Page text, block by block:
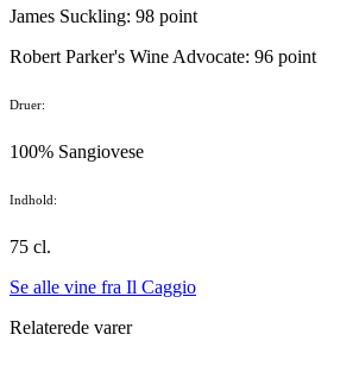
James Suckling: 98 point
Robert Parker's Wine Advocate: 96 point
Druer:
100% Sangiovese
Indhold:
75 cl.
Se alle vine fra Il Caggio
Relaterede varer